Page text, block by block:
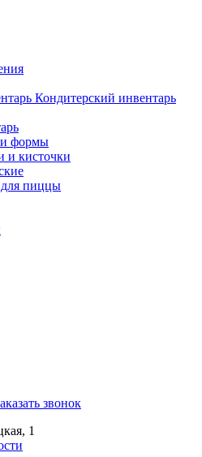
Кондитерский инвентарь
и формы
и кисточки
пиццы
звонок
1